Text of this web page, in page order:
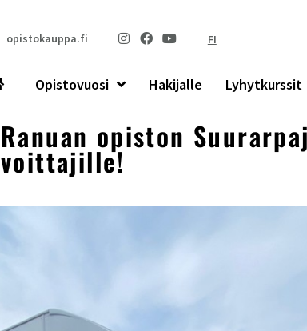
opistokauppa.fi FI
Opistovuosi Hakijalle Lyhytkurssit
Ranuan opiston
voittajille!